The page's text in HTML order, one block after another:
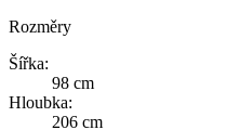
Rozměry
Šířka:
98 cm
Hloubka:
206 cm